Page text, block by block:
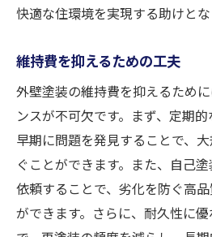
快適な住環境を実現する助けとな
維持費を抑えるための工夫
外壁塗装の維持費を抑えるため
ンスが不可欠です。まず、定期的
早期に問題を発見することで、
ぐことができます。また、自己
依頼することで、劣化を防ぐ高
ができます。さらに、耐久性に